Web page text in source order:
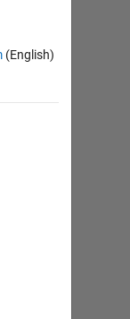
(English)